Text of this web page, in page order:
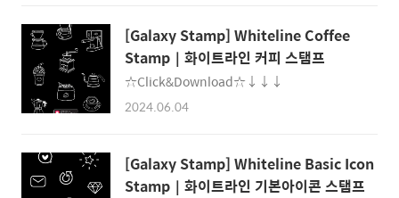
[Galaxy Stamp] Whiteline Coffee
Stamp｜화이트라인 커피 스탬프
☆Click&Download☆↓↓↓
2024.06.04
[Galaxy Stamp] Whiteline Basic Icon
Stamp｜화이트라인 기본아이콘 스탬프